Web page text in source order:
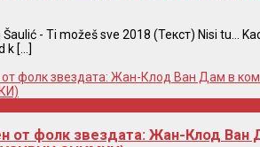
- Ti možeš sve 2018 (Текст) Nisi tu...
k [...]
от фолк звездата: Жан-Клод Ван